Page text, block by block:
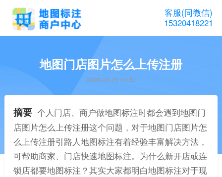
客服(同微信)
15320418221
地图门店图片怎么上传注册
2023-03-16 10:30
摘要 个人门店、商户做地图标注时都会遇到地图门
店图片怎么上传注册这个问题，对于地图门店图片怎
么上传注册引路人地图标注有着经验丰富解决方法，
可帮助商家、门店快速地图标注。为什么新开店或连
锁店都要地图标注？其实大家都明白地图标注对于现